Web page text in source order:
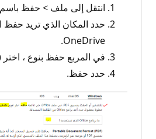
انتقل إلى ملف > حفظ
حدد المكان الذي تريد حفظ
OneDrive.
في المربع حفظ بنوع ، اختر PDF (* .pdf).
حدد حفظ.